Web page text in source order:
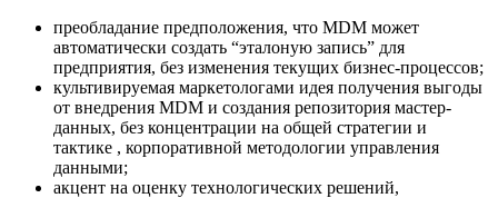
преобладание предположения, что MDM может
автоматически создать “эталоную запись” для
предприятия, без изменения текущих бизнес-процессов;
культивируемая маркетологами идея получения выгоды
от внедрения MDM и создания репозитория мастер-
данных, без концентрации на общей стратегии и
тактике , корпоративной методологии управления
данными;
акцент на оценку технологических решений,